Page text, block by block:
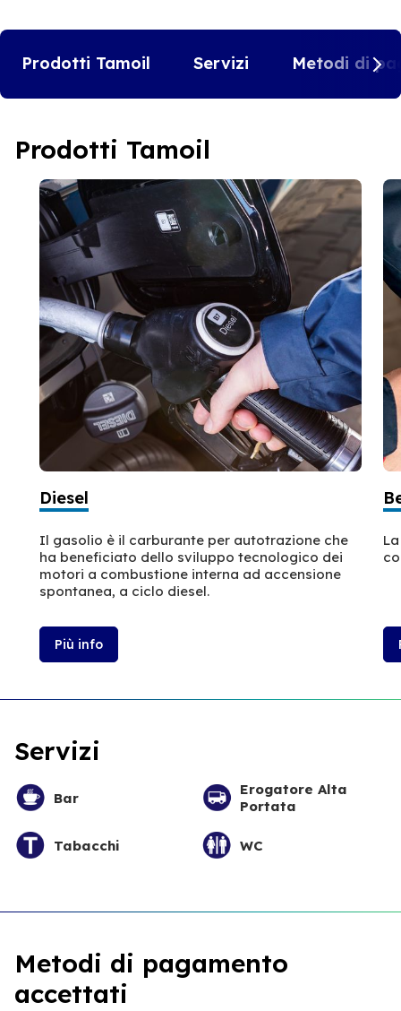
Prodotti Tamoil Servizi Metodi di
Prodotti Tamoil
Diesel
Il gasolio è il carburante per autotrazione che
ha beneficiato dello sviluppo tecnologico dei
motori a combustione interna ad accensione
spontanea, a ciclo diesel.
Più info
Servizi
Bar
Erogatore Alta
Portata
Tabacchi WC
Metodi di pagamento
accettati